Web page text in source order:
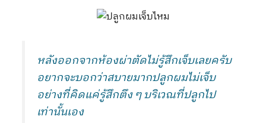
หลังออกจากห้องผ่าตัดไม่รู้สึกเจ็บเลยครับ
อยากจะบอกว่าสบายมากปลูกผมไม่เจ็บ
อย่างที่คิดแค่รู้สึกตึง ๆ บริเวณที่ปลูกไป
เท่านั้นเอง